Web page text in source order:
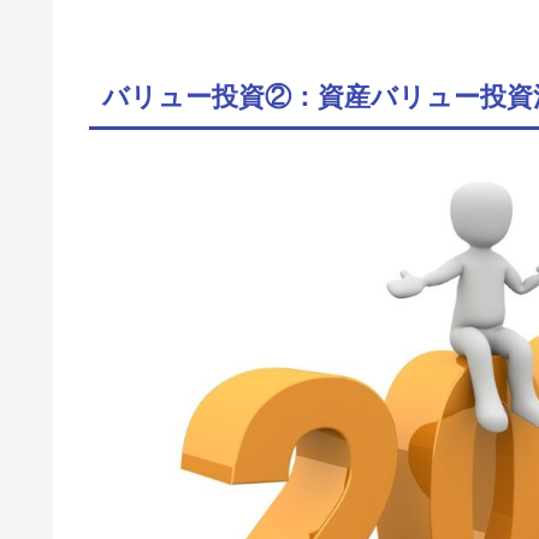
バリュー投資②：資産バリュー投資